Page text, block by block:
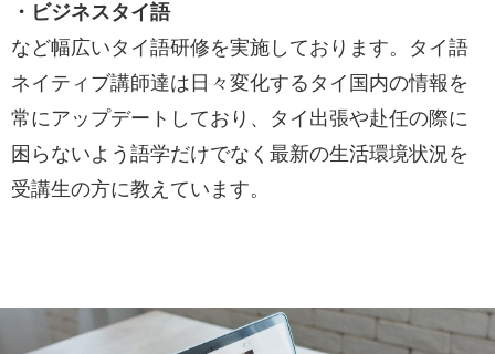
・ビジネスタイ語
など幅広いタイ語研修を実施しております。タイ語
ネイティブ講師達は日々変化するタイ国内の情報を
常にアップデートしており、タイ出張や赴任の際に
困らないよう語学だけでなく最新の生活環境状況を
受講生の方に教えています。